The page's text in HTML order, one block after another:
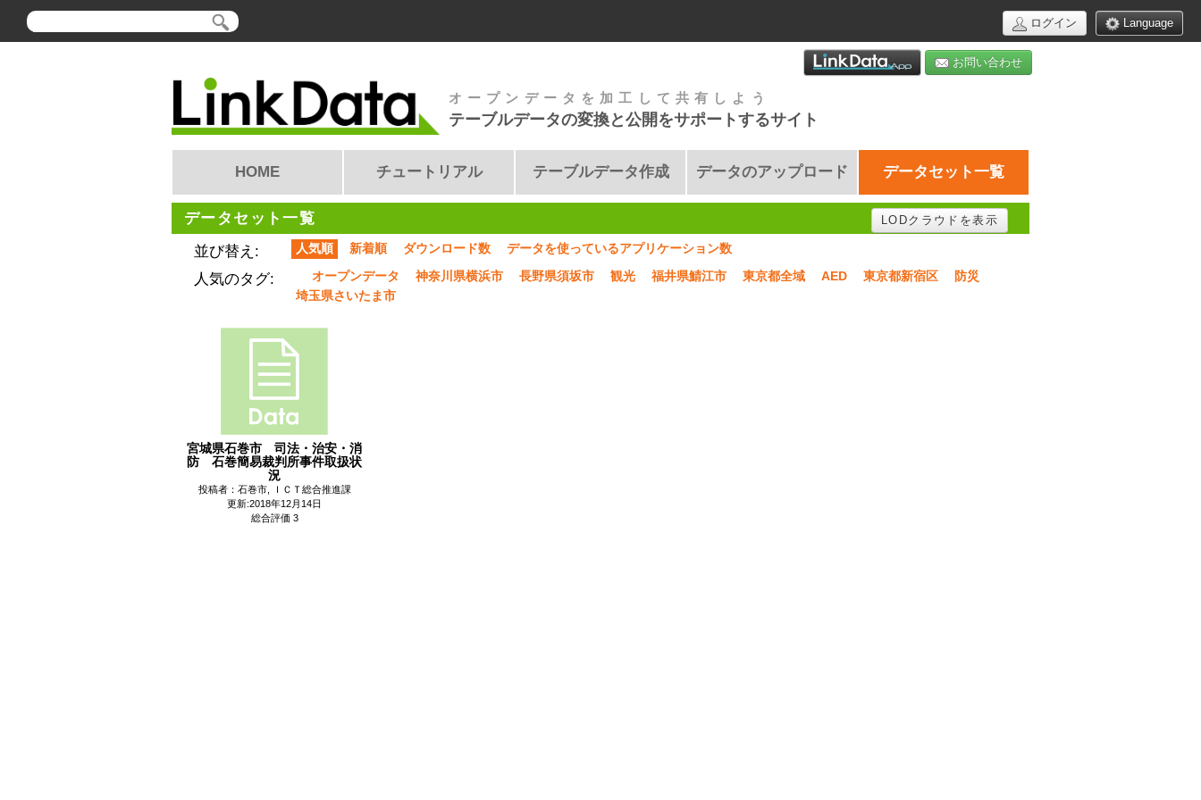
Language
ログイン
お問い合わせ
オープンデータを加工して共有しよう
テーブルデータの変換と公開をサポートするサイト
HOME チュートリアル テーブルデータ作成 データのアップロード データセット一覧
データセット一覧 LODクラウドを表示
並び替え: 人気順 新着順 ダウンロード数 データを使っているアプリケーション数
人気のタグ: オープンデータ 神奈川県横浜市 長野県須坂市 観光 福井県鯖江市 東京都全域 AED 東京都新宿区
防災
埼玉県さいたま市
宮城県石巻市 司法・治安・消
防 石巻簡易裁判所事件取扱状
況
投稿者：石巻市, ＩＣＴ総合推進課
更新:2018年12月14日
総合評価 3